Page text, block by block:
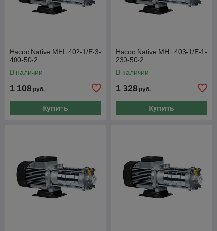
Насос Native MHL 402-1/E-3-
400-50-2
В наличии
1 108 руб.
Купить
Насос Native MHL 403-1/E-1-
230-50-2
В наличии
1 328 руб.
Купить